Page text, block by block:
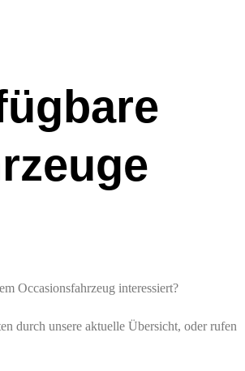
Occasionsfahrzeug interessiert?
durch unsere aktuelle Übersicht, oder rufen